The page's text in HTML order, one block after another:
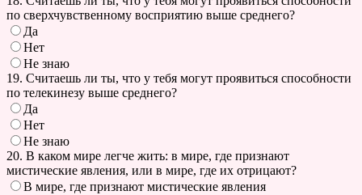
по сверхчувственному восприятию выше среднего?
Да
Нет
Не знаю
19. Считаешь ли ты, что у тебя могут проявиться способности
по телекинезу выше среднего?
Да
Нет
Не знаю
20. В каком мире легче жить: в мире, где признают
мистические явления, или в мире, где их отрицают?
В мире, где признают мистические явления